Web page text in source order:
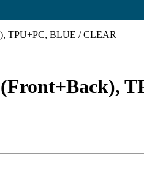
TPU+PC, BLUE / CLEAR